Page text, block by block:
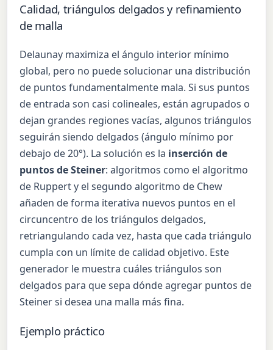
Calidad, triángulos delgados y refinamiento
de malla
Delaunay maximiza el ángulo interior mínimo
global, pero no puede solucionar una distribución
de puntos fundamentalmente mala. Si sus puntos
de entrada son casi colineales, están agrupados o
dejan grandes regiones vacías, algunos triángulos
seguirán siendo delgados (ángulo mínimo por
debajo de 20°). La solución es la inserción de
puntos de Steiner: algoritmos como el algoritmo
de Ruppert y el segundo algoritmo de Chew
añaden de forma iterativa nuevos puntos en el
circuncentro de los triángulos delgados,
retriangulando cada vez, hasta que cada triángulo
cumpla con un límite de calidad objetivo. Este
generador le muestra cuáles triángulos son
delgados para que sepa dónde agregar puntos de
Steiner si desea una malla más fina.
Ejemplo práctico